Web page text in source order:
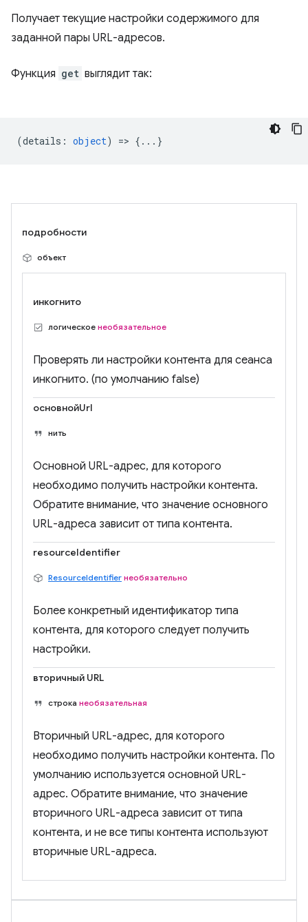
Получает текущие настройки содержимого для
заданной пары URL-адресов.
Функция get выглядит так:
(details : object) => {...}
подробности
объект
инкогнито
логическое необязательное
Проверять ли настройки контента для сеанса
инкогнито. (по умолчанию false)
основнойUrl
нить
Основной URL-адрес, для которого
необходимо получить настройки контента.
Обратите внимание, что значение основного
URL-адреса зависит от типа контента.
resourceIdentifier
ResourceIdentifier необязательно
Более конкретный идентификатор типа
контента, для которого следует получить
настройки.
вторичный URL
строка необязательная
Вторичный URL-адрес, для которого
необходимо получить настройки контента. По
умолчанию используется основной URL-
адрес. Обратите внимание, что значение
вторичного URL-адреса зависит от типа
контента, и не все типы контента используют
вторичные URL-адреса.